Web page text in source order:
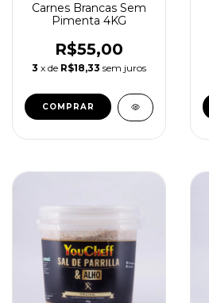
Carnes Brancas Sem
Pimenta 4KG
R$55,00
3 x de R$18,33 sem juros
COMPRAR